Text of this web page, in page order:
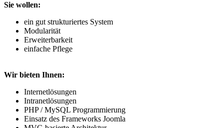
Sie wollen:
ein gut strukturiertes System
Modularität
Erweiterbarkeit
einfache Pflege
Wir bieten Ihnen:
Internetlösungen
Intranetlösungen
PHP / MySQL Programmierung
Einsatz des Frameworks Joomla